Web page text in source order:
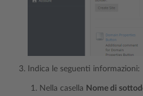
Indica le seguenti informazioni:
Nella casella Nome di